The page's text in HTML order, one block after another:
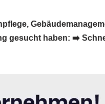
gesucht haben: ➡️